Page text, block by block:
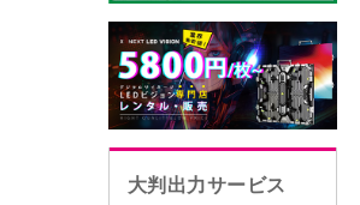
大判出力サービス